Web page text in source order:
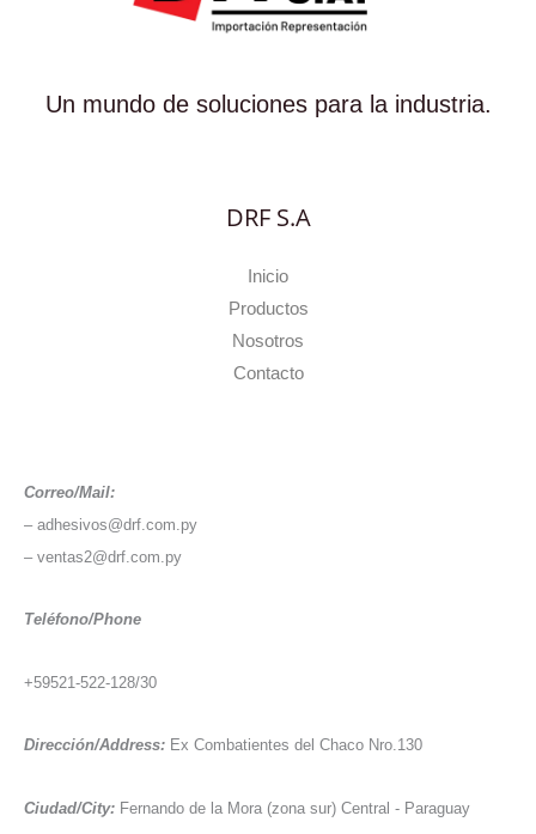
Un mundo de soluciones para la industria.
DRF S.A
Inicio
Productos
Nosotros
Contacto
Correo/Mail:
– adhesivos@drf.com.py
– ventas2@drf.com.py
Teléfono/Phone
+59521-522-128/30
Dirección/Address: Ex Combatientes del Chaco Nro.130
Ciudad/City: Fernando de la Mora (zona sur) Central - Paraguay